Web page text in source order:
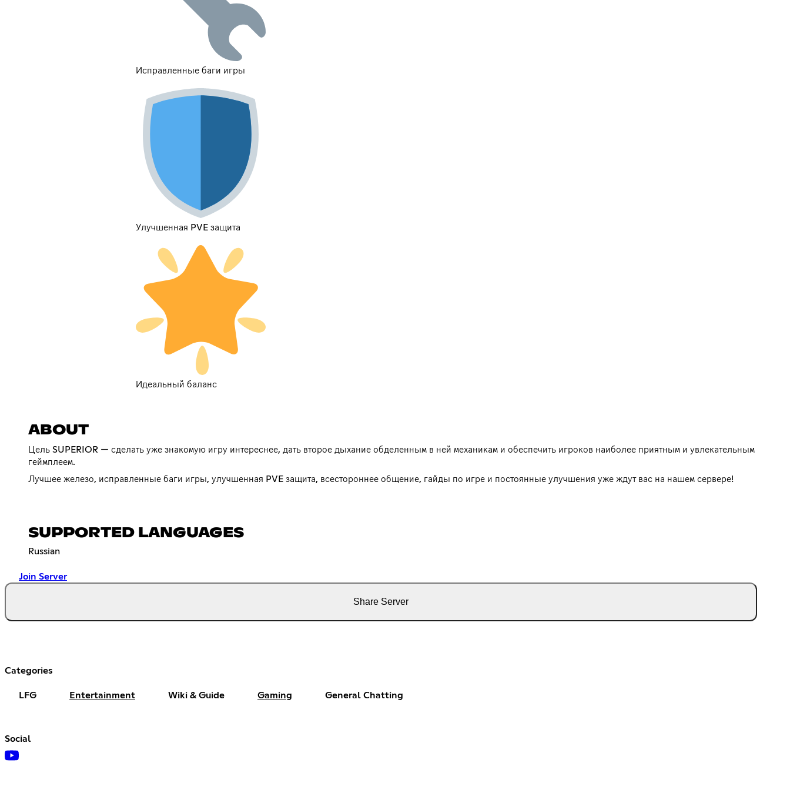
Исправленные баги игры
Улучшенная PVE защита
Идеальный баланс
ABOUT
Цель SUPERIOR — сделать уже знакомую игру интереснее, дать второе дыхание обделенным в ней механикам и обеспечить игроков наиболее приятным и увлекательным
геймплеем.
Лучшее железо, исправленные баги игры, улучшенная PVE защита, всестороннее общение, гайды по игре и постоянные улучшения уже ждут вас на нашем сервере!
SUPPORTED LANGUAGES
Russian
Join Server
Share Server
Categories
LFG Entertainment Wiki & Guide Gaming General Chatting
Social